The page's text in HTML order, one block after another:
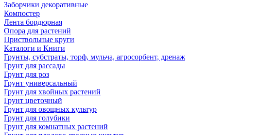
Заборчики декоративные
Компостер
Лента бордюрная
Опора для растений
Приствольные круги
Каталоги и Книги
Грунты, субстраты, торф, мульча, агросорбент, дренаж
Грунт для рассады
Грунт для роз
Грунт универсальный
Грунт для хвойных растений
Грунт цветочный
Грунт для овощных культур
Грунт для голубики
Грунт для комнатных растений